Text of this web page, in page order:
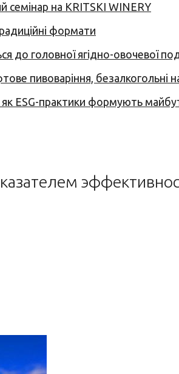
семінар на KRITSKI WINERY
формати
до головної ягідно-овочевої
пивоваріння, безалкогольні
ESG-практики формують